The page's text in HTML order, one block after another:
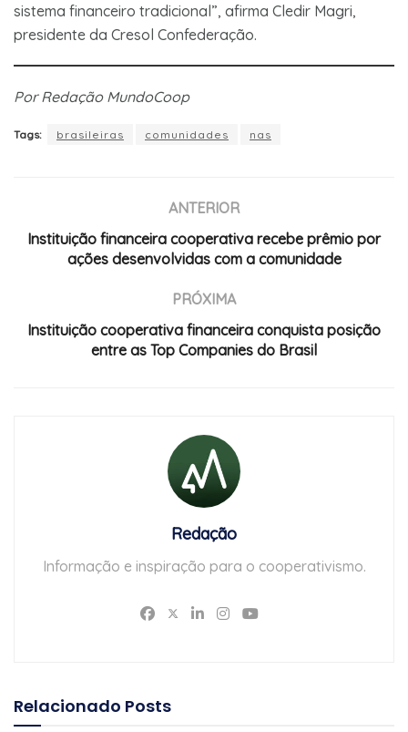
sistema financeiro tradicional”, afirma Cledir Magri,
presidente da Cresol Confederação.
Por Redação MundoCoop
Tags: brasileiras comunidades nas
ANTERIOR
Instituição financeira cooperativa recebe prêmio por
ações desenvolvidas com a comunidade
PRÓXIMA
Instituição cooperativa financeira conquista posição
entre as Top Companies do Brasil
Redação
Informação e inspiração para o cooperativismo.
Relacionado Posts